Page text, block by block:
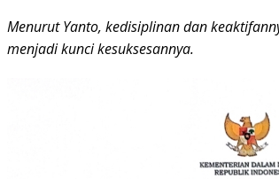
Menurut Yanto, kedisiplinan dan
menjadi kunci kesuksesannya.